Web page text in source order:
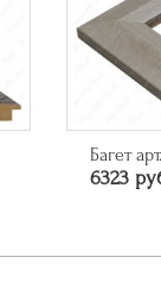
Багет
6323